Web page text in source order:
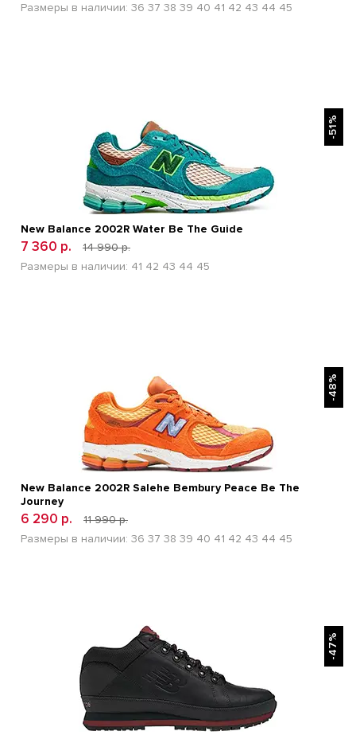
Размеры в наличии: 36 37 38 39 40 41 42 43 44 45
-51%
New Balance 2002R Water Be The Guide
7 360 р.
14 990 р.
Размеры в наличии: 41 42 43 44 45
-48%
New Balance 2002R Salehe Bembury Peace Be The
Journey
6 290 р.
11 990 р.
Размеры в наличии: 36 37 38 39 40 41 42 43 44 45
БЫСТРЫЙ ПРОСМОТР
-47%